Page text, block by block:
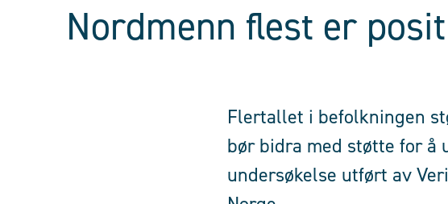
Nordmenn flest er
Flertallet i befolkningen
bør bidra med støtte for
undersøkelse utført av